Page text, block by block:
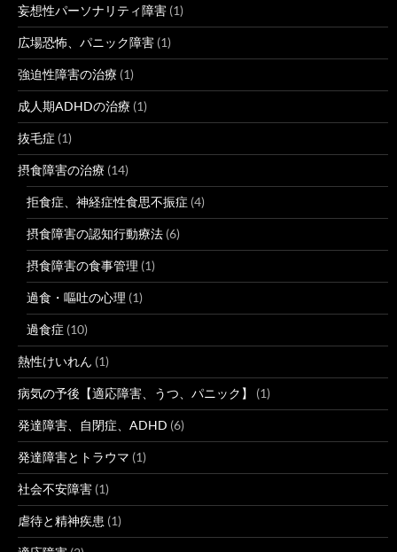
妄想性パーソナリティ障害 (1)
広場恐怖、パニック障害 (1)
強迫性障害の治療 (1)
成人期ADHDの治療 (1)
抜毛症 (1)
摂食障害の治療 (14)
拒食症、神経症性食思不振症 (4)
摂食障害の認知行動療法 (6)
摂食障害の食事管理 (1)
過食・嘔吐の心理 (1)
過食症 (10)
熱性けいれん (1)
病気の予後【適応障害、うつ、パニック】 (1)
発達障害、自閉症、ADHD (6)
発達障害とトラウマ (1)
社会不安障害 (1)
虐待と精神疾患 (1)